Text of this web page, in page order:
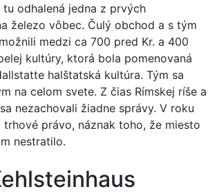
tu odhalená jedna z prvých
železo vôbec. Čulý obchod a s tým
medzi ca 700 pred Kr. a 400
kultúry, ktorá bola pomenovaná
halštatská kultúra. Tým sa
na celom svete. Z čias Rímskej ríše a
nezachovali žiadne správy. V roku
trhové právo, náznak toho, že miesto
nestratilo.